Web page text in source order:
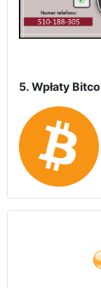
5. Wpłaty